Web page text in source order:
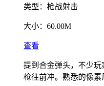
类型： 枪战射击
大小： 60.00M
查看
提到合金弹头，不少
枪往前冲。熟悉的像素